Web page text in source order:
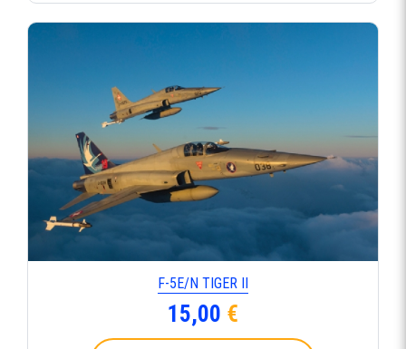
F-5Ε/Ν TIGER ΙΙ
15,00 €